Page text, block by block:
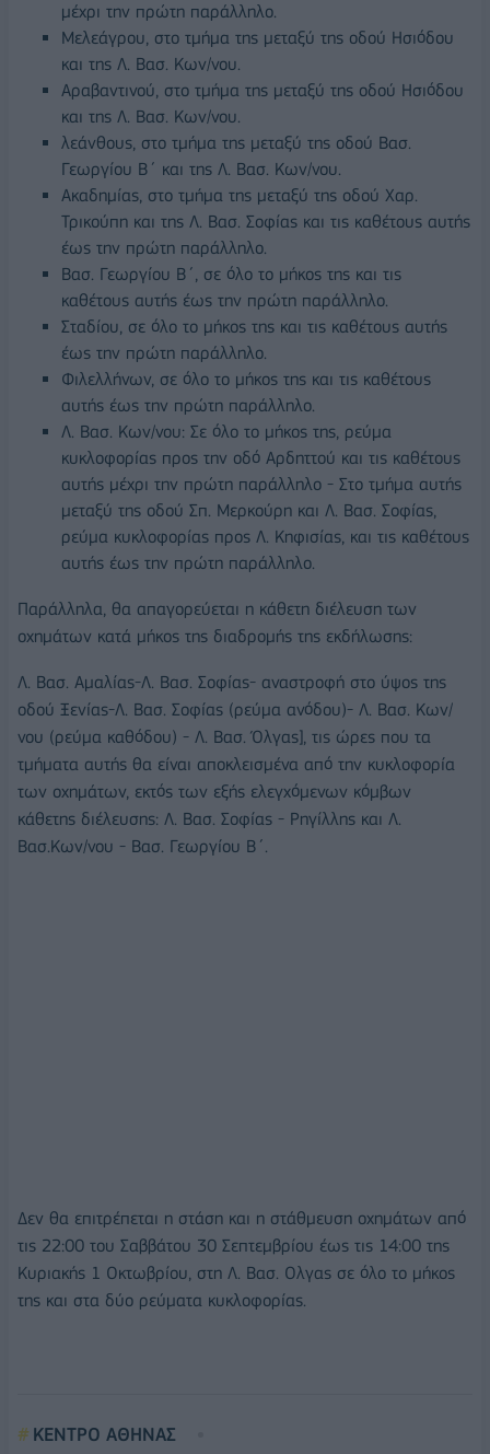
μέχρι την πρώτη παράλληλο.
Μελεάγρου, στο τμήμα της μεταξύ της οδού Ησιόδου
και της Λ. Βασ. Κων/νου.
Αραβαντινού, στο τμήμα της μεταξύ της οδού Ησιόδου
και της Λ. Βασ. Κων/νου.
λεάνθους, στο τμήμα της μεταξύ της οδού Βασ.
Γεωργίου Β΄ και της Λ. Βασ. Κων/νου.
Ακαδημίας, στο τμήμα της μεταξύ της οδού Χαρ.
Τρικούπη και της Λ. Βασ. Σοφίας και τις καθέτους αυτής
έως την πρώτη παράλληλο.
Βασ. Γεωργίου Β΄, σε όλο το μήκος της και τις
καθέτους αυτής έως την πρώτη παράλληλο.
Σταδίου, σε όλο το μήκος της και τις καθέτους αυτής
έως την πρώτη παράλληλο.
Φιλελλήνων, σε όλο το μήκος της και τις καθέτους
αυτής έως την πρώτη παράλληλο.
Λ. Βασ. Κων/νου: Σε όλο το μήκος της, ρεύμα
κυκλοφορίας προς την οδό Αρδηττού και τις καθέτους
αυτής μέχρι την πρώτη παράλληλο - Στο τμήμα αυτής
μεταξύ της οδού Σπ. Μερκούρη και Λ. Βασ. Σοφίας,
ρεύμα κυκλοφορίας προς Λ. Κηφισίας, και τις καθέτους
αυτής έως την πρώτη παράλληλο.
Παράλληλα, θα απαγορεύεται η κάθετη διέλευση των
οχημάτων κατά μήκος της διαδρομής της εκδήλωσης:
Λ. Βασ. Αμαλίας-Λ. Βασ. Σοφίας- αναστροφή στο ύψος της
οδού Ξενίας-Λ. Βασ. Σοφίας (ρεύμα ανόδου)- Λ. Βασ. Κων/
νου (ρεύμα καθόδου) - Λ. Βασ. Όλγας], τις ώρες που τα
τμήματα αυτής θα είναι αποκλεισμένα από την κυκλοφορία
των οχημάτων, εκτός των εξής ελεγχόμενων κόμβων
κάθετης διέλευσης: Λ. Βασ. Σοφίας - Ρηγίλλης και Λ.
Βασ.Κων/νου - Βασ. Γεωργίου Β΄.
Δεν θα επιτρέπεται η στάση και η στάθμευση οχημάτων από
τις 22:00 του Σαββάτου 30 Σεπτεμβρίου έως τις 14:00 της
Κυριακής 1 Οκτωβρίου, στη Λ. Βασ. Ολγας σε όλο το μήκος
της και στα δύο ρεύματα κυκλοφορίας.
ΚΕΝΤΡΟ ΑΘΗΝΑΣ